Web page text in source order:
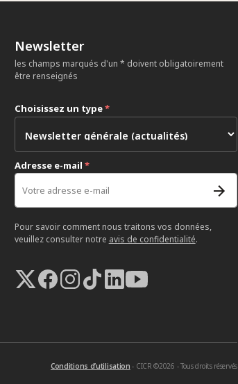
Newsletter
les champs marqués d'un * doivent obligatoirement
être renseignés
Choisissez un type*
Adresse e-mail *
Pour savoir comment nous traitons vos données,
veuillez consulter notre avis de confidentialité.
Conditions d’utilisation - CICR ©2026 - Tous droits réservés